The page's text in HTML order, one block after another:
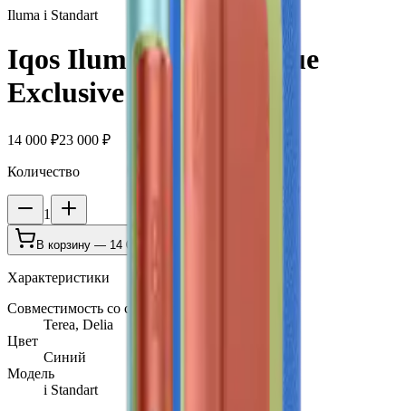
Iluma i Standart
Iqos Iluma I Galaxy Blue
Exclusive
14 000 ₽23 000 ₽
Количество
1
В корзину — 14 000 ₽
Характеристики
Совместимость со стиками
Terea, Delia
Цвет
Синий
Модель
i Standart